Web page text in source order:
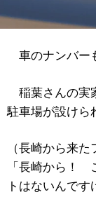
車のナンバー
稲葉さんの実
駐車場が設けら
（長崎から来た
「長崎から！
トはないんです